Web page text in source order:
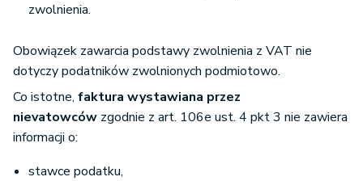
zwolnienia.
Obowiązek zawarcia podstawy zwolnienia z VAT nie
dotyczy podatników zwolnionych podmiotowo.
Co istotne, faktura wystawiana przez
nievatowców zgodnie z art. 106e ust. 4 pkt 3 nie zawiera
informacji o:
stawce podatku,